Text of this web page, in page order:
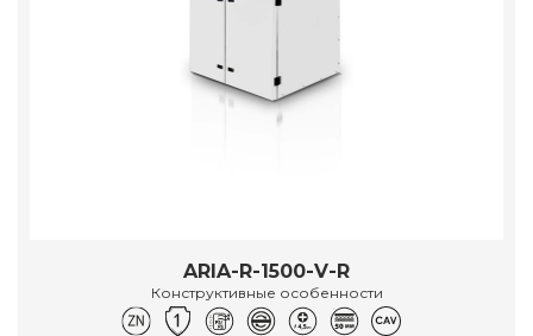
ARIA-R-1500-V-R
Конструктивные особенности